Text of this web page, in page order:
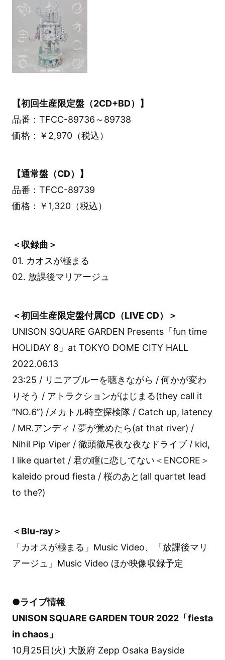
【初回生産限定盤（2CD+BD）】
品番：TFCC-89736～89738
価格：￥2,970（税込）
【通常盤（CD）】
品番：TFCC-89739
価格：￥1,320（税込）
＜収録曲＞
01. カオスが極まる
02. 放課後マリアージュ
＜初回生産限定盤付属CD（LIVE CD）＞
UNISON SQUARE GARDEN Presents「fun time
HOLIDAY 8」at TOKYO DOME CITY HALL
2022.06.13
23:25 / リニアブルーを聴きながら / 何かが変わ
りそう / アトラクションがはじまる(they call it
“NO.6”) /メカトル時空探検隊 / Catch up, latency
/ MR.アンディ / 夢が覚めたら(at that river) /
Nihil Pip Viper / 徹頭徹尾夜な夜なドライブ / kid,
I like quartet / 君の瞳に恋してない＜ENCORE＞
kaleido proud fiesta / 桜のあと(all quartet lead
to the?)
＜Blu-ray＞
「カオスが極まる」Music Video、「放課後マリ
アージュ」Music Video ほか映像収録予定
●ライブ情報
UNISON SQUARE GARDEN TOUR 2022「fiesta
in chaos」
10月25日(火) 大阪府 Zepp Osaka Bayside